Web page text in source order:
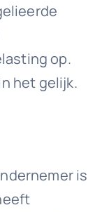
op.
het gelijk.
is